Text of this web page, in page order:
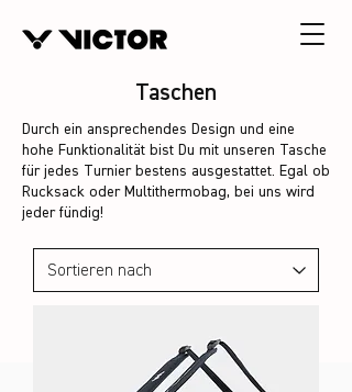
Taschen
Durch ein ansprechendes Design und eine
hohe Funktionalität bist Du mit unseren Tasche
für jedes Turnier bestens ausgestattet. Egal ob
Rucksack oder Multithermobag, bei uns wird
jeder fündig!